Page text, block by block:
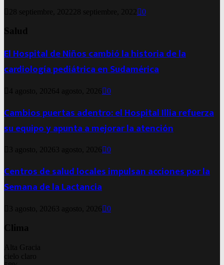
28 septiembre, 2022 28 septiembre, 2022 0
Salud
El Hospital de Niños cambió la historia de la
cardiología pediátrica en Sudamérica
4 agosto, 20264 agosto, 2026 0
Cambios puertas adentro: el Hospital Illia refuerza
su equipo y apunta a mejorar la atención
3 agosto, 2026 3 agosto, 2026 0
Centros de salud locales impulsan acciones por la
Semana de la Lactancia
3 agosto, 2026 3 agosto, 2026 0
Clima
Alta Gracia
cielo claro